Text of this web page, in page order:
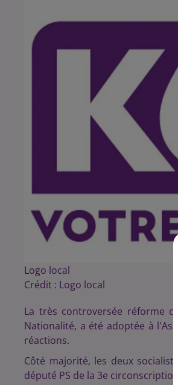
Logo local
Crédit : Logo local
La très controversée réforme
Nationalité, a été adoptée à
réactions.
Côté majorité, les deux
député PS de la 3e